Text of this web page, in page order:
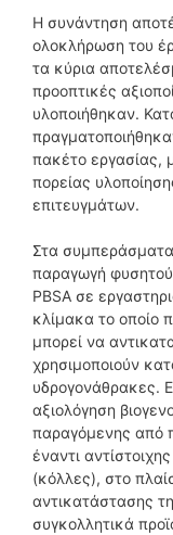
Η συνάντηση
ολοκλήρωση του
τα κύρια
προοπτικές
υλοποιήθηκαν.
πακέτο εργασίας,
πορείας
επιτευγμάτων.
Στα συμπεράσματα
παραγωγή
PBSΑ σε
κλίμακα το οποίο
μπορεί να
χρησιμοποιούν
υδρογονάθρακες.
αξιολόγηση
παραγόμενης από
έναντι
(κόλλες), στο
αντικατάστασης
συγκολλητικά